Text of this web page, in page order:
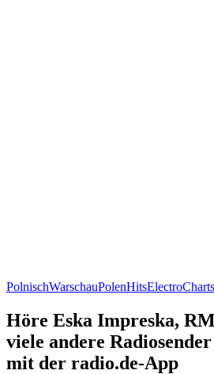
PolnischWarschauPolenHitsElectroCharts
Höre Eska Impreska,
viele andere
mit der radio.de-App